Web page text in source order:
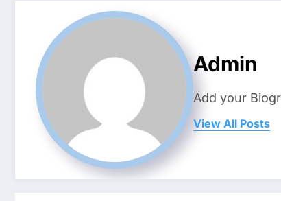
Admin
Add your
View All Posts